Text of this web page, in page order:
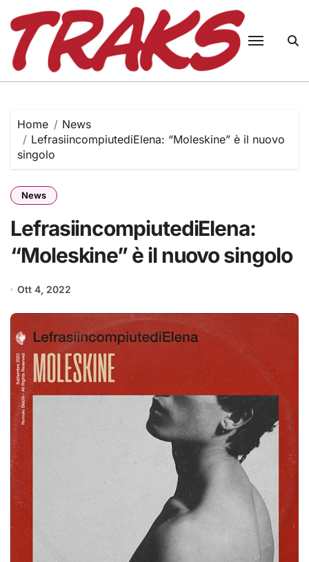
content
Home
News
LefrasiincompiutediElena: “Moleskine” è il nuovo
singolo
News
LefrasiincompiutediElena:
“Moleskine” è il nuovo singolo
Ott 4, 2022